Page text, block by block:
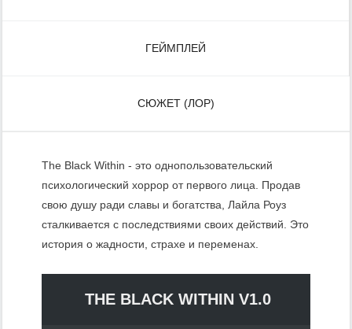
ГЕЙМПЛЕЙ
СЮЖЕТ (ЛОР)
The Black Within - это однопользовательский
психологический хоррор от первого лица. Продав
свою душу ради славы и богатства, Лайла Роуз
сталкивается с последствиями своих действий. Это
история о жадности, страхе и переменах.
THE BLACK WITHIN V1.0